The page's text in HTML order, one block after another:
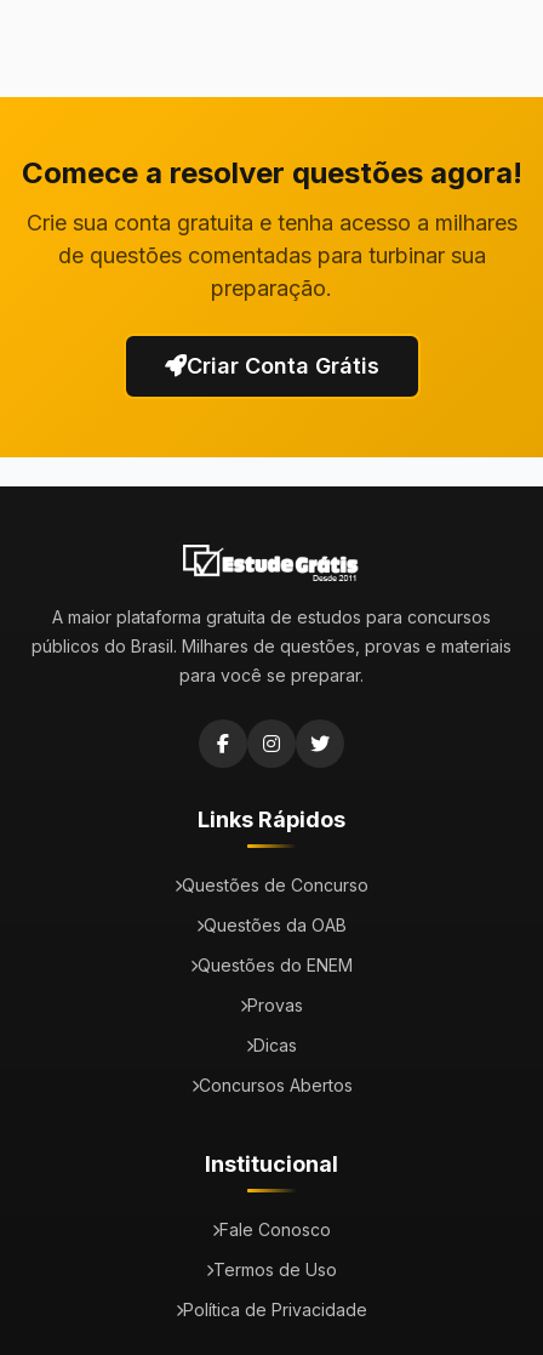
Comece a resolver questões agora!
Crie sua conta gratuita e tenha acesso a milhares
de questões comentadas para turbinar sua
preparação.
Criar Conta Grátis
A maior plataforma gratuita de estudos para concursos
públicos do Brasil. Milhares de questões, provas e materiais
para você se preparar.
Links Rápidos
Questões de Concurso
Questões da OAB
Questões do ENEM
Provas
Dicas
Concursos Abertos
Institucional
Fale Conosco
Termos de Uso
Política de Privacidade